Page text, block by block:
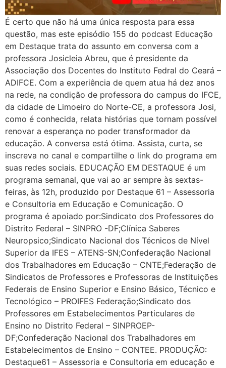
É certo que não há uma única resposta para essa
questão, mas este episódio 155 do podcast Educação
em Destaque trata do assunto em conversa com a
professora Josicleia Abreu, que é presidente da
Associação dos Docentes do Instituto Fedral do Ceará –
ADIFCE. Com a experiência de quem atua há dez anos
na rede, na condição de professora do campus do IFCE,
da cidade de Limoeiro do Norte-CE, a professora Josi,
como é conhecida, relata histórias que tornam possível
renovar a esperança no poder transformador da
educação. A conversa está ótima. Assista, curta, se
inscreva no canal e compartilhe o link do programa em
suas redes sociais. EDUCAÇÃO EM DESTAQUE é um
programa semanal, que vai ao ar sempre às sextas-
feiras, às 12h, produzido por Destaque 61 – Assessoria
e Consultoria em Educação e Comunicação. O
programa é apoiado por:Sindicato dos Professores do
Distrito Federal – SINPRO -DF;Clínica Saberes
Neuropsico;Sindicato Nacional dos Técnicos de Nível
Superior da IFES – ATENS-SN;Confederação Nacional
dos Trabalhadores em Educação – CNTE;Federação de
Sindicatos de Professores e Professoras de Instituições
Federais de Ensino Superior e Ensino Básico, Técnico e
Tecnológico – PROIFES Federação;Sindicato dos
Professores em Estabelecimentos Particulares de
Ensino no Distrito Federal – SINPROEP-
DF;Confederação Nacional dos Trabalhadores em
Estabelecimentos de Ensino – CONTEE. PRODUÇÃO:
Destaque61 – Assessoria e Consultoria em educação e